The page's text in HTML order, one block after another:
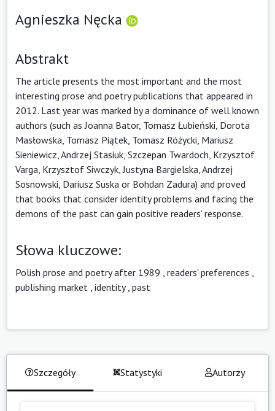
Agnieszka Nęcka
Abstrakt
The article presents the most important and the most
interesting prose and poetry publications that appeared in
2012. Last year was marked by a dominance of well known
authors (such as Joanna Bator, Tomasz Łubieński, Dorota
Masłowska, Tomasz Piątek, Tomasz Różycki, Mariusz
Sieniewicz, Andrzej Stasiuk, Szczepan Twardoch, Krzysztof
Varga, Krzysztof Siwczyk, Justyna Bargielska, Andrzej
Sosnowski, Dariusz Suska or Bohdan Zadura) and proved
that books that consider identity problems and facing the
demons of the past can gain positive readers‘ response.
Słowa kluczowe:
Polish prose and poetry after 1989 readers' preferences
publishing market identity, past
Szczegóły Statystyki Autorzy